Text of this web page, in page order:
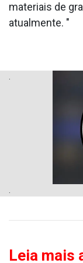
materiais de
atualmente. "
Leia mais